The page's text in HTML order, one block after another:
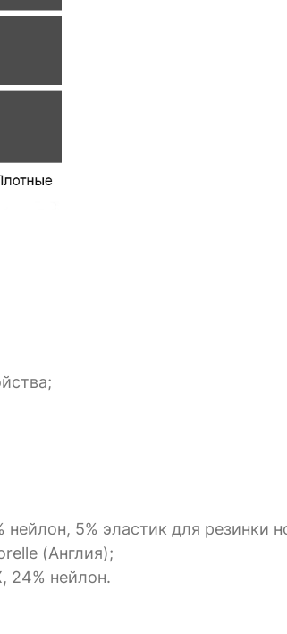
5% эластик для резинки
(Англия);
24% нейлон.